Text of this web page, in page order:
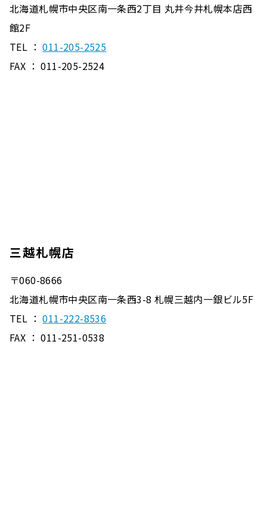
北海道札幌市中央区南一条西2丁目 丸井今井札幌本店西
館2F
TEL ：011-205-2525
FAX ： 011-205-2524
三越札幌店
〒060-8666
北海道札幌市中央区南一条西3-8 札幌三越内一銀ビル5F
TEL ：011-222-8536
FAX ： 011-251-0538